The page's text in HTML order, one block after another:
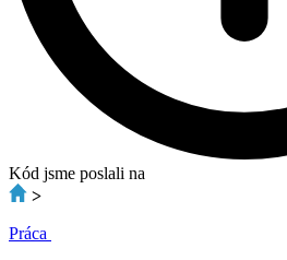
Kód jsme poslali na
>
Práca